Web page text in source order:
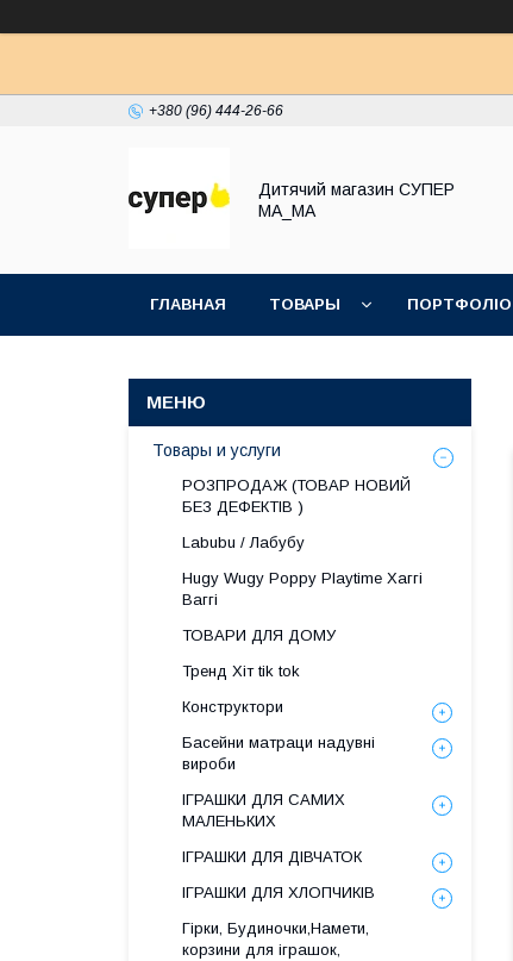
+380 (96) 444-26-66
Дитячий магазин СУПЕР
МА_МА
ГЛАВНАЯ ТОВАРЫ ПОРТФОЛІО
Товары и услуги
РОЗПРОДАЖ (ТОВАР НОВИЙ
БЕЗ ДЕФЕКТІВ )
Labubu / Лабубу
Hugy Wugy Poppy Playtime Хаггі
Ваггі
ТОВАРИ ДЛЯ ДОМУ
Тренд Хіт tik tok
Конструктори
Басейни матраци надувні
вироби
ІГРАШКИ ДЛЯ САМИХ
МАЛЕНЬКИХ
ІГРАШКИ ДЛЯ ДІВЧАТОК
ІГРАШКИ ДЛЯ ХЛОПЧИКІВ
Гірки, Будиночки,Намети,
корзини для іграшок,